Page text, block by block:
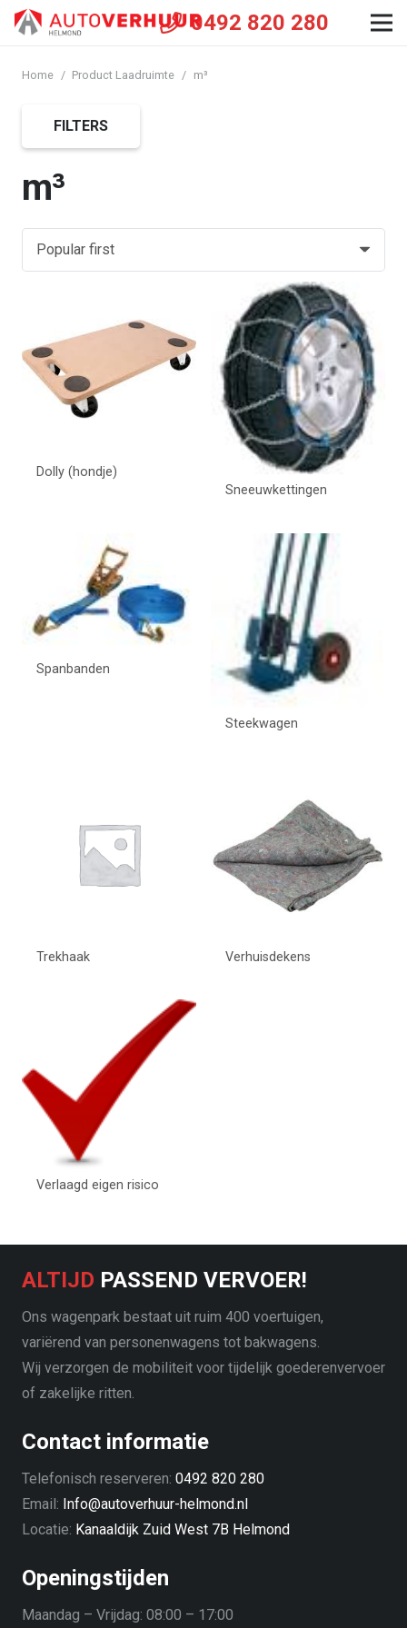
0492 820 280
Home / Product Laadruimte / m³
m³
Dolly (hondje)
Sneeuwkettingen
Spanbanden
Steekwagen
Trekhaak Verhuisdekens
Verlaagd eigen risico
FILTERS
ALTIJD PASSEND VERVOER!
Ons wagenpark bestaat uit ruim 400 voertuigen,
variërend van personenwagens tot bakwagens.
Wij verzorgen de mobiliteit voor tijdelijk goederenvervoer
of zakelijke ritten.
Contact informatie
Telefonisch reserveren: 0492 820 280
Email: Info@autoverhuur-helmond.nl
Locatie: Kanaaldijk Zuid West 7B Helmond
Openingstijden
Maandag – Vrijdag: 08:00 – 17:00